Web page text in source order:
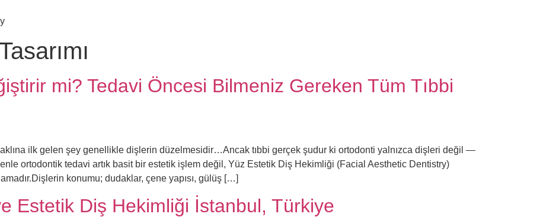
mi? Tedavi Öncesi Bilmeniz Gereken Tüm Tıbbi
ilk gelen şey genellikle dişlerin düzelmesidir…Ancak tıbbi gerçek şudur ki ortodonti yalnızca dişleri değil —
ortodontik tedavi artık basit bir estetik işlem değil, Yüz Estetik Diş Hekimliği (Facial Aesthetic Dentistry)
konumu; dudaklar, çene yapısı, gülüş […]
Estetik Diş Hekimliği İstanbul, Türkiye